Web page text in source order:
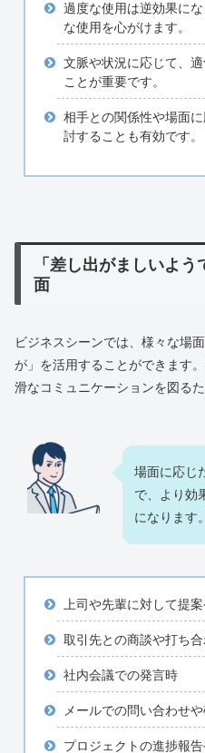
過度な使用は逆効果に
な使用を心がけます。
文脈や状況に応じて、
ことが重要です。
相手との関係性や場面
討することも有効です。
「差し出がましいよ
面
ビジネスシーンでは、様々な場
が」を活用することができます
滑なコミュニケーションを図る
場面に応じ
で、より効
になります。
上司や先輩に対して提
取引先との商談や打ち
社内会議での発言時
メールでの問い合わせ
プロジェクトの進捗報